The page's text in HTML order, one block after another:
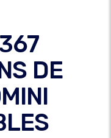
DE